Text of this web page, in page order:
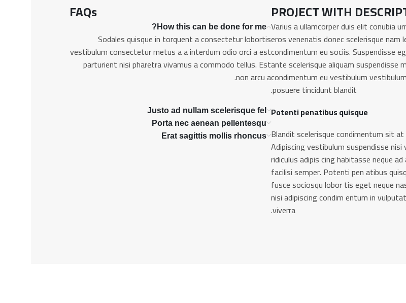
PROJECT WITH
Varius a ullamcorper duis elit conubia
eros venenatis donec scelerisque nam
condimentum eu sociis. Suspendisse
ante scelerisque aliquam suspendisse
condimentum eu vestibulum
posuere tincidunt blandit.
Potenti penatibus quisque
Blandit scelerisque condimentum sit at
Adipiscing vestibulum suspendisse nisi
ridiculus adipis cing habitasse neque
facilisi semper. Potenti pen atibus
fusce sociosqu lobor tis eget neque
nisi adipiscing condim entum in
viverra.
FAQs
How this can be done for me?
Sodales quisque in torquent a consectetur lobortis
vestibulum consectetur metus a a interdum odio orci a est
parturient nisi pharetra vivamus a commodo tellus. Est
non arcu a.
Justo ad nullam scelerisque fel
Porta nec aenean pellentesqu
Erat sagittis mollis rhoncus